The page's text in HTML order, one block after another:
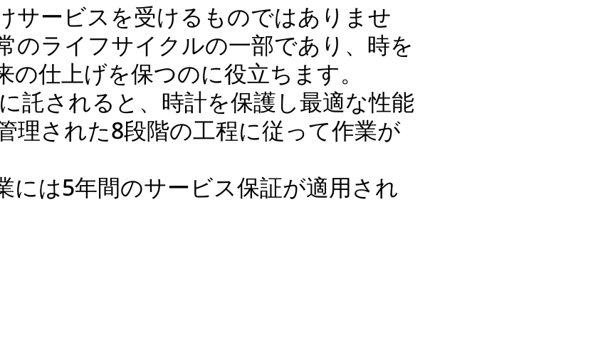
サービスを受けるものではありませ
のライフサイクルの一部であり、時を
仕上げを保つのに役立ちます。
託されると、時計を保護し最適な性能
理された8段階の工程に従って作業が
には5年間のサービス保証が適用され